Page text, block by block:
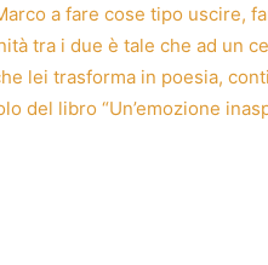
a fare cose tipo uscire,
tra i due è tale che ad un
lei trasforma in poesia,
del libro “Un’emozione